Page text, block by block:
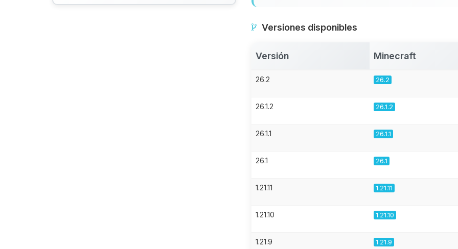
Versiones disponibles
Versión Minecraft
26.2 26.2
26.1.2 26.1.2
26.1.1 26.1.1
26.1 26.1
1.21.11 1.21.11
1.21.10 1.21.10
1.21.9 1.21.9